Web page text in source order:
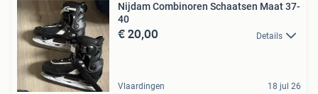
Nijdam Combinoren Schaatsen Maat 37-
40
€ 20,00 Details
Vlaardingen 18 jul 26